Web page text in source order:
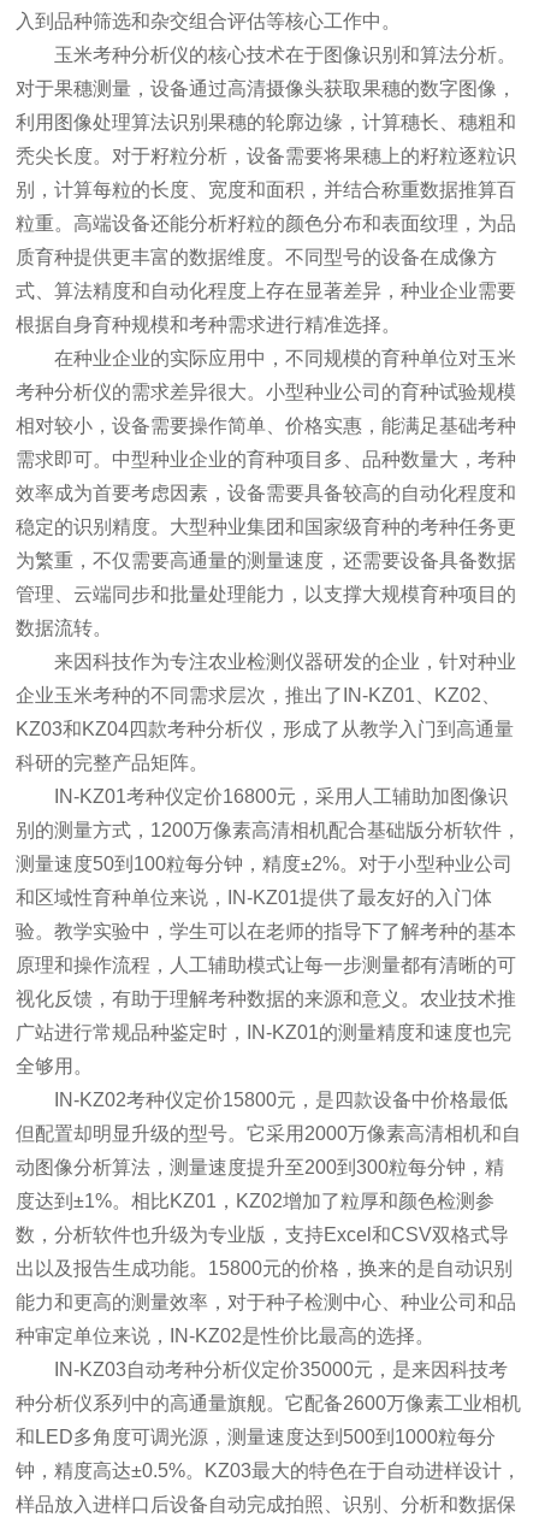
入到品种筛选和杂交组合评估等核心工作中。
玉米考种分析仪的核心技术在于图像识别和算法分析。
对于果穗测量，设备通过高清摄像头获取果穗的数字图像，
利用图像处理算法识别果穗的轮廓边缘，计算穗长、穗粗和
秃尖长度。对于籽粒分析，设备需要将果穗上的籽粒逐粒识
别，计算每粒的长度、宽度和面积，并结合称重数据推算百
粒重。高端设备还能分析籽粒的颜色分布和表面纹理，为品
质育种提供更丰富的数据维度。不同型号的设备在成像方
式、算法精度和自动化程度上存在显著差异，种业企业需要
根据自身育种规模和考种需求进行精准选择。
在种业企业的实际应用中，不同规模的育种单位对玉米
考种分析仪的需求差异很大。小型种业公司的育种试验规模
相对较小，设备需要操作简单、价格实惠，能满足基础考种
需求即可。中型种业企业的育种项目多、品种数量大，考种
效率成为首要考虑因素，设备需要具备较高的自动化程度和
稳定的识别精度。大型种业集团和国家级育种的考种任务更
为繁重，不仅需要高通量的测量速度，还需要设备具备数据
管理、云端同步和批量处理能力，以支撑大规模育种项目的
数据流转。
来因科技作为专注农业检测仪器研发的企业，针对种业
企业玉米考种的不同需求层次，推出了IN-KZ01、KZ02、
KZ03和KZ04四款考种分析仪，形成了从教学入门到高通量
科研的完整产品矩阵。
IN-KZ01考种仪定价16800元，采用人工辅助加图像识
别的测量方式，1200万像素高清相机配合基础版分析软件，
测量速度50到100粒每分钟，精度±2%。对于小型种业公司
和区域性育种单位来说，IN-KZ01提供了最友好的入门体
验。教学实验中，学生可以在老师的指导下了解考种的基本
原理和操作流程，人工辅助模式让每一步测量都有清晰的可
视化反馈，有助于理解考种数据的来源和意义。农业技术推
广站进行常规品种鉴定时，IN-KZ01的测量精度和速度也完
全够用。
IN-KZ02考种仪定价15800元，是四款设备中价格最低
但配置却明显升级的型号。它采用2000万像素高清相机和自
动图像分析算法，测量速度提升至200到300粒每分钟，精
度达到±1%。相比KZ01，KZ02增加了粒厚和颜色检测参
数，分析软件也升级为专业版，支持Excel和CSV双格式导
出以及报告生成功能。15800元的价格，换来的是自动识别
能力和更高的测量效率，对于种子检测中心、种业公司和品
种审定单位来说，IN-KZ02是性价比最高的选择。
IN-KZ03自动考种分析仪定价35000元，是来因科技考
种分析仪系列中的高通量旗舰。它配备2600万像素工业相机
和LED多角度可调光源，测量速度达到500到1000粒每分
钟，精度高达±0.5%。KZ03最大的特色在于自动进样设计，
样品放入进样口后设备自动完成拍照、识别、分析和数据保